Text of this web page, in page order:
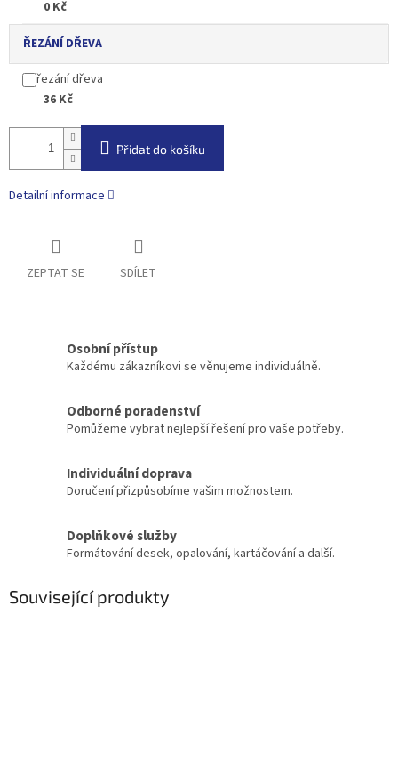
0 Kč
ŘEZÁNÍ DŘEVA
řezání dřeva
36 Kč
Přidat do košíku
Detailní informace
ZEPTAT SE SDÍLET
Osobní přístup
Každému zákazníkovi se věnujeme individuálně.
Odborné poradenství
Pomůžeme vybrat nejlepší řešení pro vaše potřeby.
Individuální doprava
Doručení přizpůsobíme vašim možnostem.
Doplňkové služby
Formátování desek, opalování, kartáčování a další.
Související produkty